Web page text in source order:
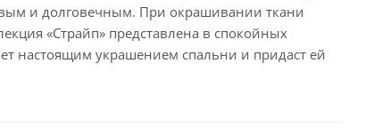
и долговечным. При окрашивании ткани
«Страйп» представлена в спокойных
настоящим украшением спальни и придаст ей